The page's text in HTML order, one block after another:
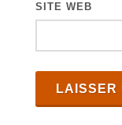
SITE WEB